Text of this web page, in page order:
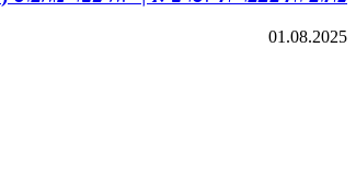
01.08.2025